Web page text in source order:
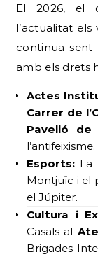
El 2026, el
l’actualitat els
continua sent
amb els drets
Actes
Carrer de
Pavelló de
l’antifeixisme.
Esports: La
Montjuïc i el
el Júpiter.
Cultura i
Casals al
Brigades